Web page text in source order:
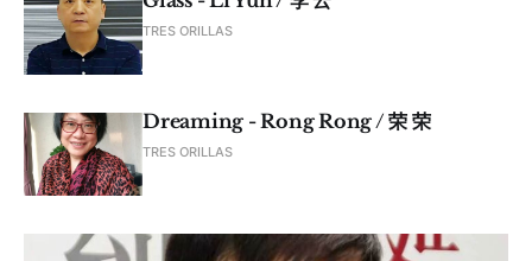
TRES ORILLAS
Dreaming - Rong Rong / 荣 荣
TRES ORILLAS